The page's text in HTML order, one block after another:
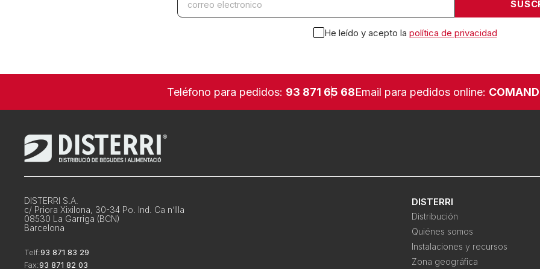
He leído y acepto la política de privacidad
Teléfono para pedidos: 93 871 65 68Email para pedidos online:
DISTERRI S.A.
c/ Priora Xixilona, 30-34 Po. Ind. Ca n’Illa
08530 La Garriga (BCN)
Barcelona
Telf:93 871 83 29
Fax:93 871 82 03
DISTERRI
Distribución
Quiénes somos
Instalaciones y recursos
Zona geográfica